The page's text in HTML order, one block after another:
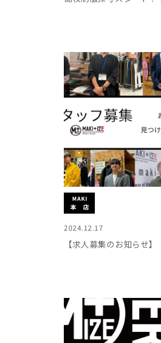
2024.12.17
【求人募集のお知らせ】